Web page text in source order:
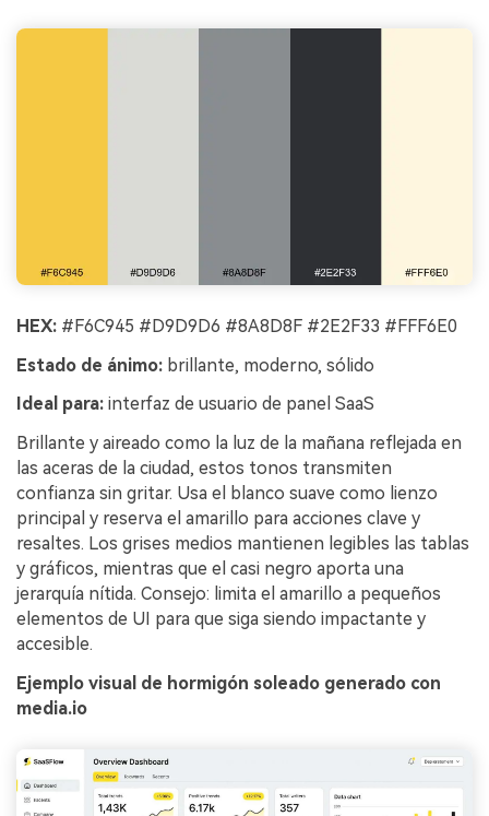
HEX: #F6C945 #D9D9D6 #8A8D8F #2E2F33 #FFF6E0
Estado de ánimo: brillante, moderno, sólido
Ideal para: interfaz de usuario de panel SaaS
Brillante y aireado como la luz de la mañana reflejada en
las aceras de la ciudad, estos tonos transmiten
confianza sin gritar. Usa el blanco suave como lienzo
principal y reserva el amarillo para acciones clave y
resaltes. Los grises medios mantienen legibles las tablas
y gráficos, mientras que el casi negro aporta una
jerarquía nítida. Consejo: limita el amarillo a pequeños
elementos de UI para que siga siendo impactante y
accesible.
Ejemplo visual de hormigón soleado generado con
media.io